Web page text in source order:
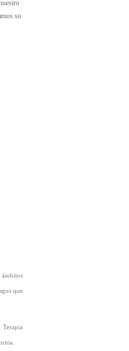
su
ámbitos
que
Terapia